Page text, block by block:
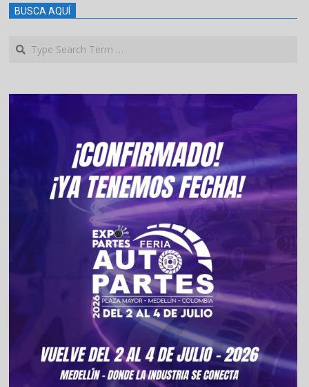
BUSCA AQUÍ
Search